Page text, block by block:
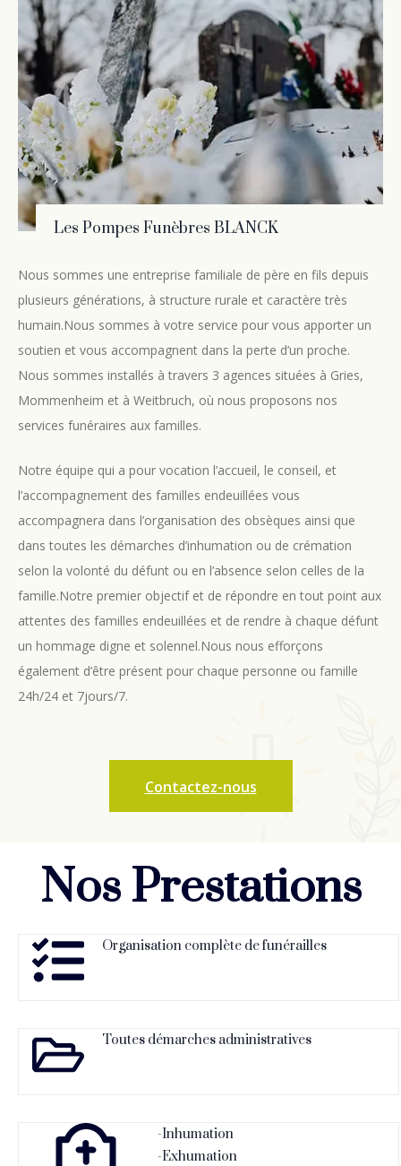
Les Pompes Funèbres BLANCK
Nous sommes une entreprise familiale de père en fils depuis
plusieurs générations, à structure rurale et caractère très
humain.Nous sommes à votre service pour vous apporter un
soutien et vous accompagnent dans la perte d’un proche.
Nous sommes installés à travers 3 agences situées à Gries,
Mommenheim et à Weitbruch, où nous proposons nos
services funéraires aux familles.
Notre équipe qui a pour vocation l’accueil, le conseil, et
l’accompagnement des familles endeuillées vous
accompagnera dans l’organisation des obsèques ainsi que
dans toutes les démarches d’inhumation ou de crémation
selon la volonté du défunt ou en l’absence selon celles de la
famille.Notre premier objectif et de répondre en tout point aux
attentes des familles endeuillées et de rendre à chaque défunt
un hommage digne et solennel.Nous nous efforçons
également d’être présent pour chaque personne ou famille
24h/24 et 7jours/7.
Contactez-nous
Nos Prestations
Organisation complète de funérailles
Toutes démarches administratives
-Inhumation
-Exhumation